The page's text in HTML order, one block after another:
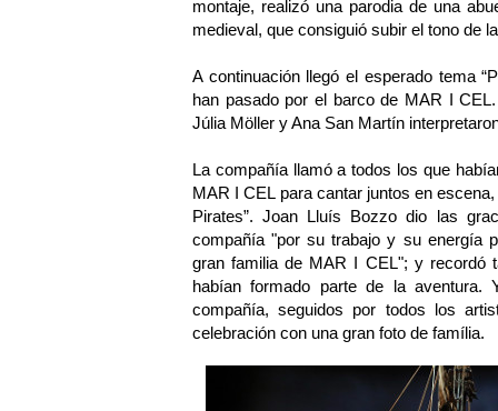
montaje, realizó una parodia de una
medieval, que consiguió subir el tono de
A continuación llegó el esperado tema
han pasado por el barco de MAR I
Júlia Möller y Ana San Martín
La compañía llamó a todos los que
MAR I CEL para cantar juntos en
Pirates”. Joan Lluís Bozzo dio las
compañía "por su trabajo y su energía
gran familia de MAR I CEL"; y recordó
habían formado parte de la
compañía, seguidos por todos los
celebración con una gran foto de família.